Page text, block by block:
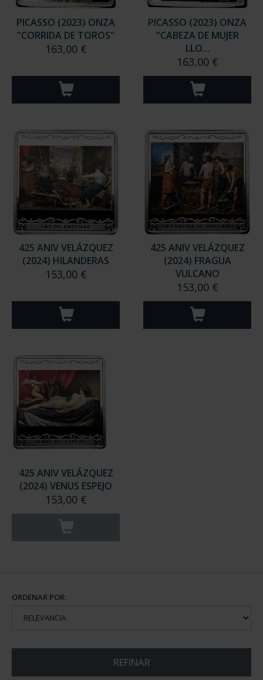
PICASSO (2023) ONZA
"CORRIDA DE TOROS"
163,00 €
PICASSO (2023) ONZA
"CABEZA DE MUJER
LLO...
163,00 €
425 ANIV VELÁZQUEZ
(2024) HILANDERAS
153,00 €
425 ANIV VELÁZQUEZ
(2024) FRAGUA
VULCANO
153,00 €
425 ANIV VELÁZQUEZ
(2024) VENUS ESPEJO
153,00 €
ORDENAR POR:
REFINAR